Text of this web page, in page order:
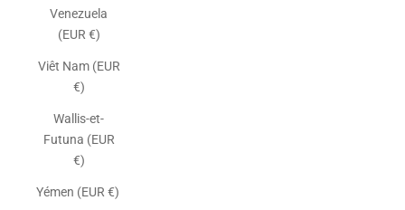
Venezuela
(EUR €)
Viêt Nam (EUR
€)
Wallis-et-
Futuna (EUR
€)
Yémen (EUR €)